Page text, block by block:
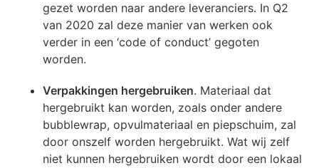
gezet worden naar andere leveranciers. In Q2
van 2020 zal deze manier van werken ook
verder in een ‘code of conduct’ gegoten
worden.
Verpakkingen hergebruiken. Materiaal dat
hergebruikt kan worden, zoals onder andere
bubblewrap, opvulmateriaal en piepschuim, zal
door onszelf worden hergebruikt. Wat wij zelf
niet kunnen hergebruiken wordt door een lokaal